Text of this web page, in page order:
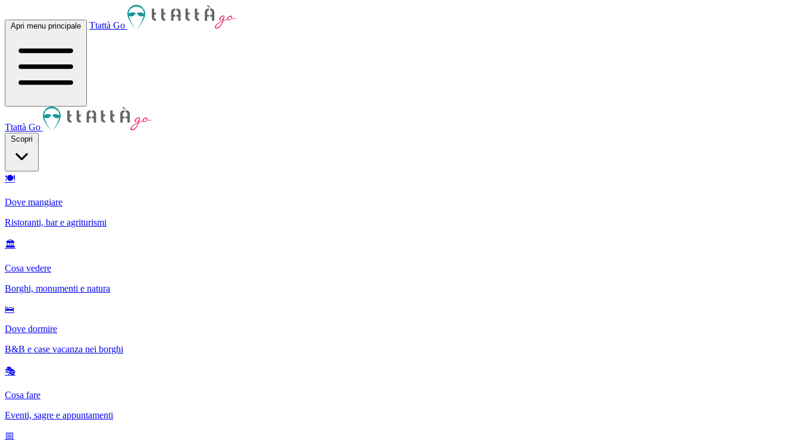
Apri menu principale Ttattà Go
Ttattà Go
Scopri
🍽
Dove mangiare
Ristoranti, bar e agriturismi
🏛
Cosa vedere
Borghi, monumenti e natura
🛌
Dove dormire
B&B e case vacanza nei borghi
🎭
Cosa fare
Eventi, sagre e appuntamenti
📅